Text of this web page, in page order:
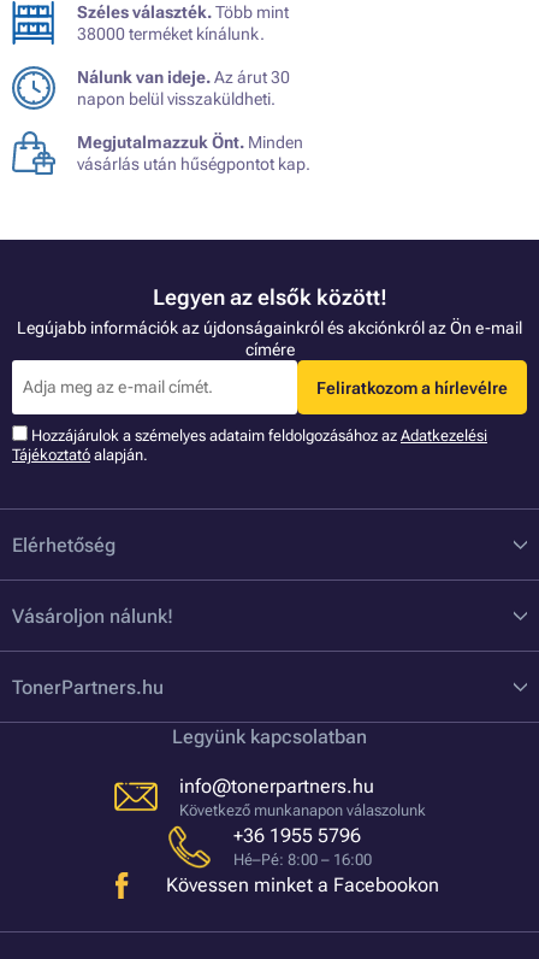
Széles választék.Több mint
38000 terméket kínálunk.
Nálunk van ideje.Az árut 30
napon belül visszaküldheti.
Megjutalmazzuk Önt. Minden
vásárlás után hűségpontot kap.
Legyen az elsők között!
Legújabb információk az újdonságainkról és akciónkról az Ön e-mail
címére
Feliratkozom a hírlevélre
Hozzájárulok a szémelyes adataim feldolgozásához az Adatkezelési
Tájékoztató alapján.
Elérhetőség
Vásároljon nálunk!
TonerPartners.hu
Legyünk kapcsolatban
info@tonerpartners.hu
Következő munkanapon válaszolunk
+36 1955 5796
Hé–Pé: 8:00 – 16:00
Kövessen minket a Facebookon